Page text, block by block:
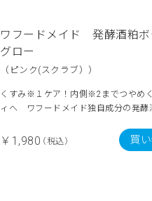
ワフードメイド 発酵酒粕
グロー
（ピンク(スクラブ））
くすみ※１ケア！内側※2までつやめ
ィへ ワフードメイド独自成分の発酵
￥1,980（税込） 買